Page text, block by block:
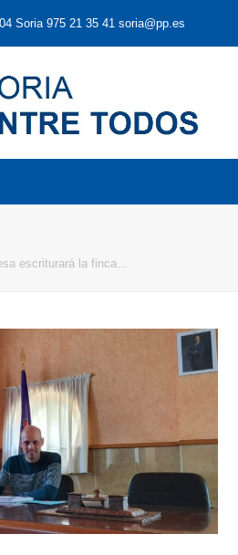
Soria 975 21 35 41 soria@pp.es
escriturará la finca…